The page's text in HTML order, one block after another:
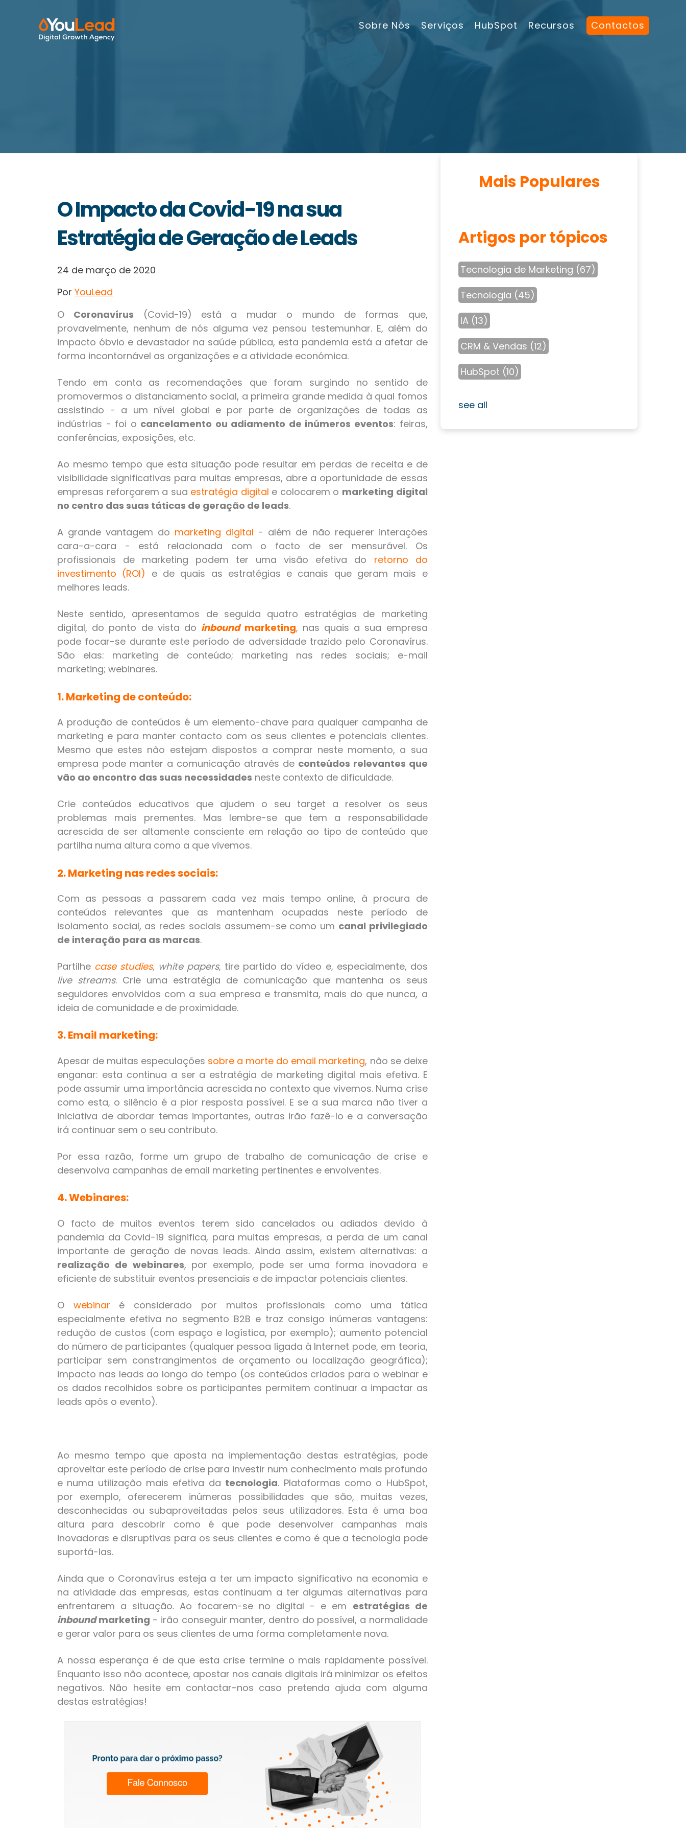
Sobre Nós Serviços HubSpot Recursos Contactos
O Impacto da Covid-19 na sua
Estratégia de Geração de Leads
24 de março de 2020
Por YouLead
O Coronavírus (Covid-19) está a mudar o mundo de formas que,
provavelmente, nenhum de nós alguma vez pensou testemunhar. E, além do
impacto óbvio e devastador na saúde pública, esta pandemia está a afetar de
forma incontornável as organizações e a atividade económica.
Tendo em conta as recomendações que foram surgindo no sentido de
promovermos o distanciamento social, a primeira grande medida à qual fomos
assistindo - a um nível global e por parte de organizações de todas as
indústrias - foi o cancelamento ou adiamento de inúmeros eventos: feiras,
conferências, exposições, etc.
Ao mesmo tempo que esta situação pode resultar em perdas de receita e de
visibilidade significativas para muitas empresas, abre a oportunidade de essas
empresas reforçarem a sua estratégia digital e colocarem o marketing digital
no centro das suas táticas de geração de leads.
A grande vantagem do marketing digital - além de não requerer interações
cara-a-cara - está relacionada com o facto de ser mensurável. Os
profissionais de marketing podem ter uma visão efetiva do
retorno do
investimento (ROI) e de quais as estratégias e canais que geram mais e
melhores leads.
Neste sentido, apresentamos de seguida quatro estratégias de marketing
digital, do ponto de vista do inboundmarketing, nas quais a sua empresa
pode focar-se durante este período de adversidade trazido pelo Coronavírus.
São elas: marketing de conteúdo; marketing nas redes sociais; e-mail
marketing; webinares.
1. Marketing de conteúdo:
A produção de conteúdos é um elemento-chave para qualquer campanha de
marketing e para manter contacto com os seus clientes e potenciais clientes.
Mesmo que estes não estejam dispostos a comprar neste momento, a sua
empresa pode manter a comunicação através de conteúdos relevantes que
vão ao encontro das suas necessidades neste contexto de dificuldade.
Crie conteúdos educativos que ajudem o seu target a resolver os seus
problemas mais prementes. Mas lembre-se que tem a responsabilidade
acrescida de ser altamente consciente em relação ao tipo de conteúdo que
partilha numa altura como a que vivemos.
2. Marketing nas redes sociais:
Com as pessoas a passarem cada vez mais tempo online, à procura de
conteúdos relevantes que as mantenham ocupadas neste período de
isolamento social, as redes sociais assumem-se como um canal privilegiado
de interação para as marcas.
Partilhe case studies, white papers, tire partido do vídeo e, especialmente, dos
live streams. Crie uma estratégia de comunicação que mantenha os seus
seguidores envolvidos com a sua empresa e transmita, mais do que nunca, a
ideia de comunidade e de proximidade.
3. Email marketing:
Apesar de muitas especulações sobre a morte do email marketing, não se deixe
enganar: esta continua a ser a estratégia de marketing digital mais efetiva. E
pode assumir uma importância acrescida no contexto que vivemos. Numa crise
como esta, o silêncio é a pior resposta possível. E se a sua marca não tiver a
iniciativa de abordar temas importantes, outras irão fazê-lo e a conversação
irá continuar sem o seu contributo.
Por essa razão, forme um grupo de trabalho de comunicação de crise e
desenvolva campanhas de email marketing pertinentes e envolventes.
4. Webinares:
O facto de muitos eventos terem sido cancelados ou adiados devido à
pandemia da Covid-19 significa, para muitas empresas, a perda de um canal
importante de geração de novas leads. Ainda assim, existem alternativas: a
realização de webinares, por exemplo, pode ser uma forma inovadora e
eficiente de substituir eventos presenciais e de impactar potenciais clientes.
O webinar
é considerado por muitos profissionais como uma tática
especialmente efetiva no segmento B2B e traz consigo inúmeras vantagens:
redução de custos (com espaço e logística, por exemplo); aumento potencial
do número de participantes (qualquer pessoa ligada à Internet pode, em teoria,
participar sem constrangimentos de orçamento ou localização geográfica);
impacto nas leads ao longo do tempo (os conteúdos criados para o webinar e
os dados recolhidos sobre os participantes permitem continuar a impactar as
leads após o evento).
Ao mesmo tempo que aposta na implementação destas estratégias, pode
aproveitar este período de crise para investir num conhecimento mais profundo
e numa utilização mais efetiva da tecnologia. Plataformas como o HubSpot,
por exemplo, oferecerem inúmeras possibilidades que são, muitas vezes,
desconhecidas ou subaproveitadas pelos seus utilizadores. Esta é uma boa
altura para descobrir como é que pode desenvolver campanhas mais
inovadoras e disruptivas para os seus clientes e como é que a tecnologia pode
suportá-las.
Ainda que o Coronavírus esteja a ter um impacto significativo na economia e
na atividade das empresas, estas continuam a ter algumas alternativas para
enfrentarem a situação. Ao focarem-se no digital - e em estratégias de
inboundmarketing - irão conseguir manter, dentro do possível, a normalidade
e gerar valor para os seus clientes de uma forma completamente nova.
A nossa esperança é de que esta crise termine o mais rapidamente possível.
Enquanto isso não acontece, apostar nos canais digitais irá minimizar os efeitos
negativos. Não hesite em contactar-nos caso pretenda ajuda com alguma
destas estratégias!
Mais Populares
Artigos por tópicos
Tecnologia de Marketing (67)
Tecnologia (45)
IA (13)
CRM & Vendas (12)
HubSpot (10)
see all